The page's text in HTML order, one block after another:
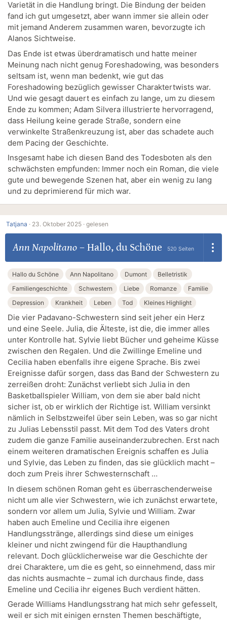
Varietät in die Handlung bringt. Die Bindung der beiden
fand ich gut umgesetzt, aber wann immer sie allein oder
mit jemand Anderem zusammen waren, bevorzugte ich
Alanos Sichtweise.
Das Ende ist etwas überdramatisch und hatte meiner
Meinung nach nicht genug Foreshadowing, was besonders
seltsam ist, wenn man bedenkt, wie gut das
Foreshadowing bezüglich gewisser Charaktertwists war.
Und wie gesagt dauert es einfach zu lange, um zu diesem
Ende zu kommen; Adam Silvera illustrierte hervorragend,
dass Heilung keine gerade Straße, sondern eine
verwinkelte Straßenkreuzung ist, aber das schadete auch
dem Pacing der Geschichte.
Insgesamt habe ich diesen Band des Todesboten als den
schwächsten empfunden: Immer noch ein Roman, die viele
gute und bewegende Szenen hat, aber ein wenig zu lang
und zu deprimierend für mich war.
Tatjana · 23. Oktober 2025 · gelesen
Ann Napolitano– Hallo, du Schöne 520 Seiten
Hallo du Schöne Ann Napolitano Dumont
Belletristik
Familiengeschichte
Schwestern Liebe Romanze
Familie
Depression
Krankheit Leben Tod Kleines Highlight
Die vier Padavano-Schwestern sind seit jeher ein Herz
und eine Seele. Julia, die Älteste, ist die, die immer alles
unter Kontrolle hat. Sylvie liebt Bücher und geheime Küsse
zwischen den Regalen. Und die Zwillinge Emeline und
Cecilia haben ebenfalls ihre eigene Sprache. Bis zwei
Ereignisse dafür sorgen, dass das Band der Schwestern zu
zerreißen droht: Zunächst verliebt sich Julia in den
Basketballspieler William, von dem sie aber bald nicht
sicher ist, ob er wirklich der Richtige ist. William versinkt
nämlich in Selbstzweifel über sein Leben, was so gar nicht
zu Julias Lebensstil passt. Mit dem Tod des Vaters droht
zudem die ganze Familie auseinanderzubrechen. Erst nach
einem weiteren dramatischen Ereignis schaffen es Julia
und Sylvie, das Leben zu finden, das sie glücklich macht –
doch zum Preis ihrer Schwesternschaft …
In diesem schönen Roman geht es überraschenderweise
nicht um alle vier Schwestern, wie ich zunächst erwartete,
sondern vor allem um Julia, Sylvie und William. Zwar
haben auch Emeline und Cecilia ihre eigenen
Handlungsstränge, allerdings sind diese um einiges
kleiner und nicht zwingend für die Haupthandlung
relevant. Doch glücklicherweise war die Geschichte der
drei Charaktere, um die es geht, so einnehmend, dass mir
das nichts ausmachte – zumal ich durchaus finde, dass
Emeline und Cecilia ihr eigenes Buch verdient hätten.
Gerade Williams Handlungsstrang hat mich sehr gefesselt,
weil er sich mit einigen ernsten Themen beschäftigte,